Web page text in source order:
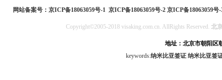
网站备案号： 京ICP备18063059号-1 京ICP备18063059号-2 京ICP备18063059号-
Copyright©2005-2018 visaking.com.cn. AllRights Reserved. 北
地址：北京市朝阳区
keywords:纳米比亚签证 纳米比亚签